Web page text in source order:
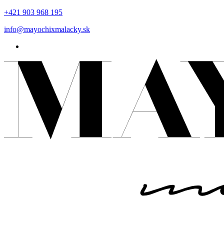
+421 903 968 195
info@mayochixmalacky.sk